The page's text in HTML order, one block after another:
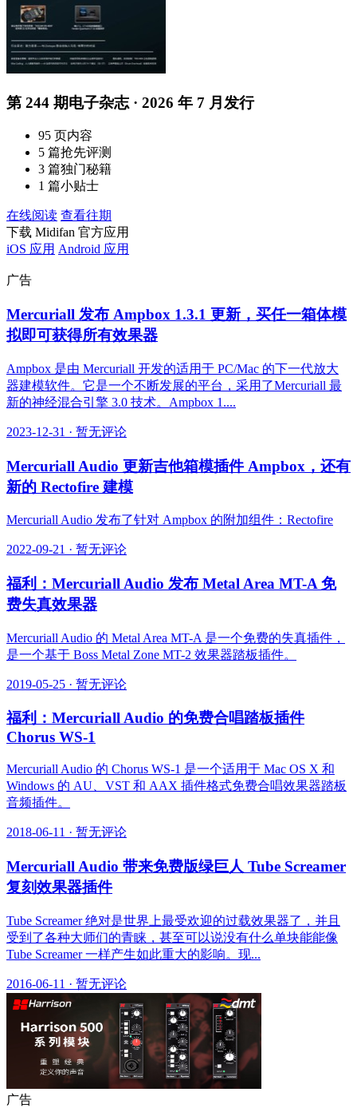
第 244 期电子杂志 · 2026 年 7 月发行
95 页内容
5 篇抢先评测
3 篇独门秘籍
1 篇小贴士
在线阅读 查看往期
下载 Midifan 官方应用
iOS 应用 Android 应用
广告
Mercuriall 发布 Ampbox 1.3.1 更新，买任一箱体模
拟即可获得所有效果器
Ampbox 是由 Mercuriall 开发的适用于 PC/Mac 的下一代放大
器建模软件。它是一个不断发展的平台，采用了Mercuriall 最
新的神经混合引擎 3.0 技术。Ampbox 1....
2023-12-31 · 暂无评论
Mercuriall Audio 更新吉他箱模插件 Ampbox，还有
新的 Rectofire 建模
Mercuriall Audio 发布了针对 Ampbox 的附加组件：Rectofire
2022-09-21 · 暂无评论
福利：Mercuriall Audio 发布 Metal Area MT-A 免
费失真效果器
Mercuriall Audio 的 Metal Area MT-A 是一个免费的失真插件，
是一个基于 Boss Metal Zone MT-2 效果器踏板插件。
2019-05-25 · 暂无评论
福利：Mercuriall Audio 的免费合唱踏板插件
Chorus WS-1
Mercuriall Audio 的 Chorus WS-1 是一个适用于 Mac OS X 和
Windows 的 AU、VST 和 AAX 插件格式免费合唱效果器踏板
音频插件。
2018-06-11 · 暂无评论
Mercuriall Audio 带来免费版绿巨人 Tube Screamer
复刻效果器插件
Tube Screamer 绝对是世界上最受欢迎的过载效果器了，并且
受到了各种大师们的青睐，甚至可以说没有什么单块能能像
Tube Screamer 一样产生如此重大的影响。现...
2016-06-11 · 暂无评论
广告